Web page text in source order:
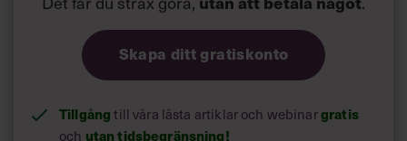
Skapa ditt gratiskonto
Tillgångtill våra låsta artiklar och webinargratis
och utan tidsbegränsning!